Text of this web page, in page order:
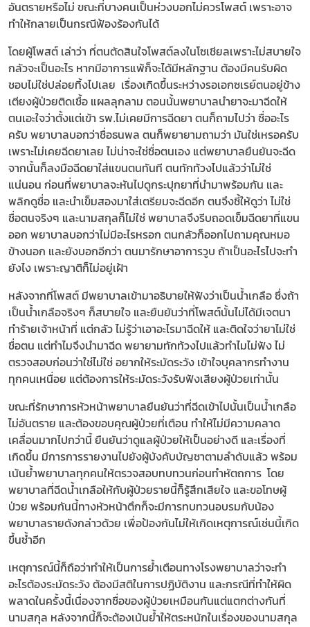
อันตรายหรือไม่ ขณะที่บางคนเป็นห่วงบอกไม่ควรโพสต์ เพราะอาจ
ทำให้กลายเป็นกรณีฟ้องร้องกันได้
โดยผู้โพสต์ เล่าว่า ที่ตนตัดสินใจโพสต์ลงในโซเชียลเพราะไม่สบายใจ
กลัวจะเป็นอะไร หากมีอาการแพ้ก็จะได้มีหลักฐาน ต้องมีคนรับผิด
ชอบไม่ใช่ปล่อยทิ้งไปเลย เรื่องเกิดขึ้นระหว่างรอเอกซเรย์ตนอยู่ข้าง
เตียงผู้ป่วยติดเชื้อ แผลลุกลาม ตอนนั้นพยาบาลนำยาจะมาฉีดให้
ตนเอะใจว่าตั้งแต่เข้า รพ.ไม่เคยมีการฉีดยา ตนก็ถามไปว่า ชื่ออะไร
ครับ พยาบาลบอกว่าชื่อธนพล ตนก็พยายามถามว่า มันใช่เหรอครับ
เพราะไม่เคยฉีดยาเลย ไม่น่าจะใช่ชื่อตนเอง แต่พยาบาลยืนยันจะฉีด
จากนั้นก็ลงมือฉีดยาใส่แขนตนทันที ตนทักท้วงไปแล้วว่าไม่ใช่
แน่นอน ก่อนที่พยาบาลจะหันไปดูกระปุกยาที่นำมาพร้อมกัน และ
พลิกดูชื่อ และนำเข็มสองมาใส่เตรียมจะฉีดอีก ตนจึงชี้ให้ดูว่า ไม่ใช่
ชื่อตนจริงๆ และนามสกุลก็ไม่ใช่ พยาบาลจึงรีบถอดเข็มฉีดยาที่แขน
ออก พยาบาลบอกว่าไม่มีอะไรหรอก ตนกลัวก็ออกไปถามคุณหมอ
ข้างนอก และยังบอกอีกว่า ตนมารักษาอาการวูบ ถ้าเป็นอะไรไปจะทำ
ยังไง เพราะญาติก็ไม่อยู่เฝ้า
หลังจากที่โพสต์ มีพยาบาลเข้ามาอธิบายให้ฟังว่าเป็นน้ำเกลือ ซึ่งถ้า
เป็นน้ำเกลือจริงๆ ก็สบายใจ และยืนยันว่าที่โพสต์นั้นไม่ได้มีเจตนา
ทำร้ายเจ้าหน้าที่ แต่กลัว ไม่รู้ว่าเอาอะไรมาฉีดให้ และติดใจว่ายาไม่ใช่
ชื่อตน แต่ทำไมจึงนำมาฉีด พยายามทักท้วงไปแล้วทำไมไม่ฟัง ไม่
ตรวจสอบก่อนว่าใช่ไม่ใช่ อยากให้ระมัดระวัง เข้าใจบุคลากรทำงาน
ทุกคนเหนื่อย แต่ต้องการให้ระมัดระวังรับฟังเสียงผู้ป่วยเท่านั้น
ขณะที่รักษาการหัวหน้าพยาบาลยืนยันว่าที่ฉีดเข้าไปนั้นเป็นน้ำเกลือ
ไม่อันตราย และต้องขอบคุณผู้ป่วยที่เตือน ทำให้ไม่มีความคลาด
เคลื่อนมากไปกว่านี้ ยืนยันว่าดูแลผู้ป่วยให้เป็นอย่างดี และเรื่องที่
เกิดขึ้น มีการการรายงานไปยังผู้บังคับบัญชาตามลำดับแล้ว พร้อม
เน้นย้ำพยาบาลทุกคนให้ตรวจสอบทบทวนก่อนทำหัตถการ โดย
พยาบาลที่ฉีดน้ำเกลือให้กับผู้ป่วยรายนี้ก็รู้สึกเสียใจ และขอโทษผู้
ป่วย พร้อมกันนี้ทางหัวหน้าตึกก็จะมีการทบทวนอบรมกับน้อง
พยาบาลรายดังกล่าวด้วย เพื่อป้องกันไม่ให้เกิดเหตุการณ์เช่นนี้เกิด
ขึ้นซ้ำอีก
เหตุการณ์นี้ก็ถือว่าทำให้เป็นการย้ำเตือนทางโรงพยาบาลว่าจะทำ
อะไรต้องระมัดระวัง ต้องมีสติในการปฏิบัติงาน และกรณีที่ทำให้ผิด
พลาดในครั้งนี้เนื่องจากชื่อของผู้ป่วยเหมือนกันแต่แตกต่างกันที่
นามสกุล หลังจากนี้ก็จะต้องเน้นย้ำให้ตระหนักในเรื่องของนามสกุล